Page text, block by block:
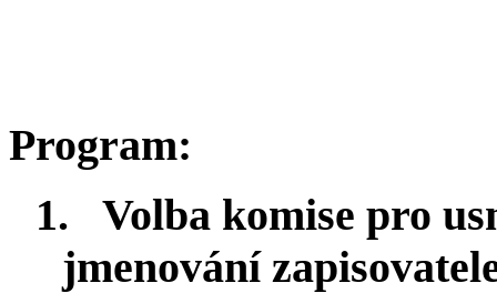
Program:
1.
Volba komise pro
jmenování